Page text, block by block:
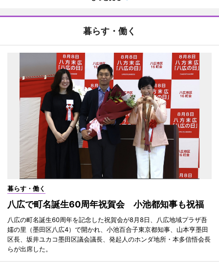
暮らす・働く
暮らす・働く
八広で町名誕生60周年祝賀会 小池都知事も祝福
八広の町名誕生60周年を記念した祝賀会が8月8日、八広地域プラザ吾
嬬の里（墨田区八広4）で開かれ、小池百合子東京都知事、山本亨墨田
区長、坂井ユカコ墨田区議会議長、発起人のホンダ地所・本多信悟会長
らが出席した。